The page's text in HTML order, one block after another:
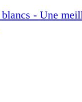
- Une